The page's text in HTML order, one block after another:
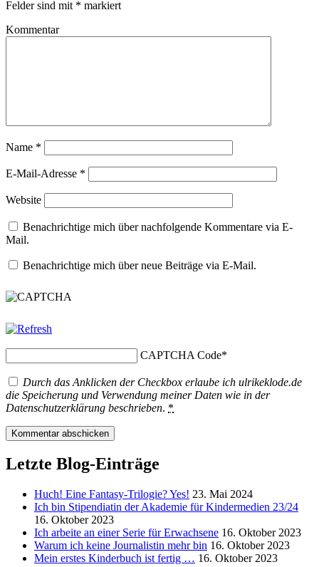
Felder sind mit * markiert
Kommentar
Name *
E-Mail-Adresse *
Website
Benachrichtige mich über nachfolgende Kommentare via E-
Mail.
Benachrichtige mich über neue Beiträge via E-Mail.
CAPTCHA Code*
Durch das Anklicken der Checkbox erlaube ich ulrikeklode.de
die Speicherung und Verwendung meiner Daten wie in der
Datenschutzerklärung beschrieben. *
Letzte Blog-Einträge
Huch! Eine Fantasy-Trilogie? Yes! 23. Mai 2024
Ich bin Stipendiatin der Akademie für Kindermedien 23/24
16. Oktober 2023
Ich arbeite an einer Serie für Erwachsene 16. Oktober 2023
Warum ich keine Journalistin mehr bin 16. Oktober 2023
Mein erstes Kinderbuch ist fertig … 16. Oktober 2023